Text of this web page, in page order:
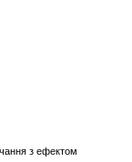
з ефектом